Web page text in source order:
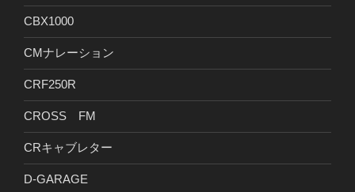
CBX1000
CMナレーション
CRF250R
CROSS FM
CRキャブレター
D-GARAGE